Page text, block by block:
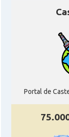
Acció
Delegació
Consolat
Consolat
Portal de